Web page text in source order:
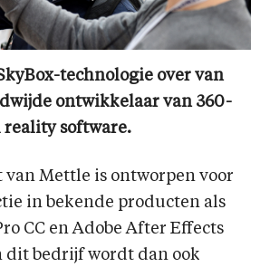
technologie over van
ontwikkelaar van 360-
software.
van Mettle is ontworpen voor
in bekende producten als
CC en Adobe After Effects
dit bedrijf wordt dan ook